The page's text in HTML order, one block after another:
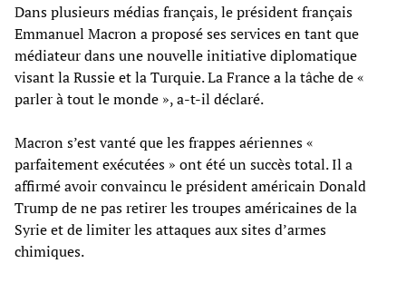
Dans plusieurs médias français, le président français
Emmanuel Macron a proposé ses services en tant que
médiateur dans une nouvelle initiative diplomatique
visant la Russie et la Turquie. La France a la tâche de «
parler à tout le monde », a-t-il déclaré.
Macron s’est vanté que les frappes aériennes «
parfaitement exécutées » ont été un succès total. Il a
affirmé avoir convaincu le président américain Donald
Trump de ne pas retirer les troupes américaines de la
Syrie et de limiter les attaques aux sites d’armes
chimiques.